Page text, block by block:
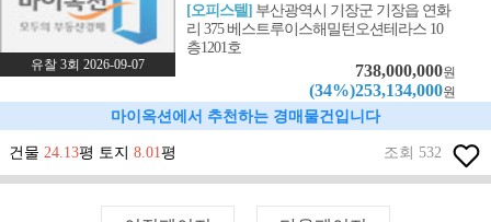
유찰 3회 2026-09-07
[오피스텔] 부산광역시 기장군 기장읍 연화
리 375 베스트루이스해밀턴오션테라스 10
층1201호
738,000,000원
(34%)253,134,000원
마이옥션에서 추천하는 경매물건입니다
건물 24.13평 토지 8.01평 조회 532